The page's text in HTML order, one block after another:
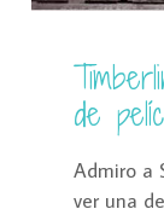
de
Admiro a
ver una